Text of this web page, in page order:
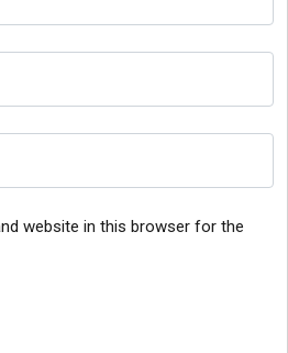
website in this browser for the